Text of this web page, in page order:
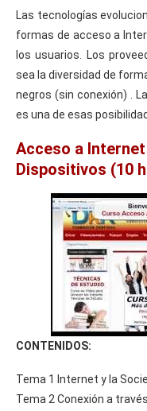
Las tecnologías
formas de acceso a
los usuarios. Los
sea la diversidad de
negros (sin conexión) .
es una de esas
Acceso a
Dispositivos (10
CONTENIDOS:
Tema 1 Internet y la
Tema 2 Conexión a